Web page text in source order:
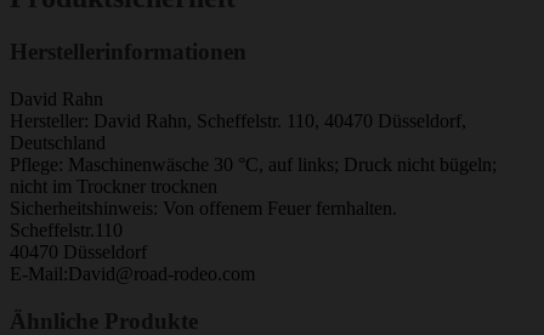
Herstellerinformationen
David Rahn
Hersteller: David Rahn, Scheffelstr. 110, 40470 Düsseldorf,
Deutschland
Pflege: Maschinenwäsche 30 °C, auf links; Druck nicht bügeln;
nicht im Trockner trocknen
Sicherheitshinweis: Von offenem Feuer fernhalten.
Scheffelstr.110
40470 Düsseldorf
E-Mail:David@road-rodeo.com
Ähnliche Produkte